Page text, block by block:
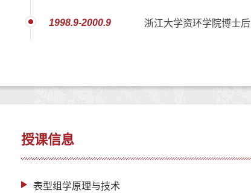
1998.9-2000.9 浙江大学资环学院博士后
授课信息
表型组学原理与技术